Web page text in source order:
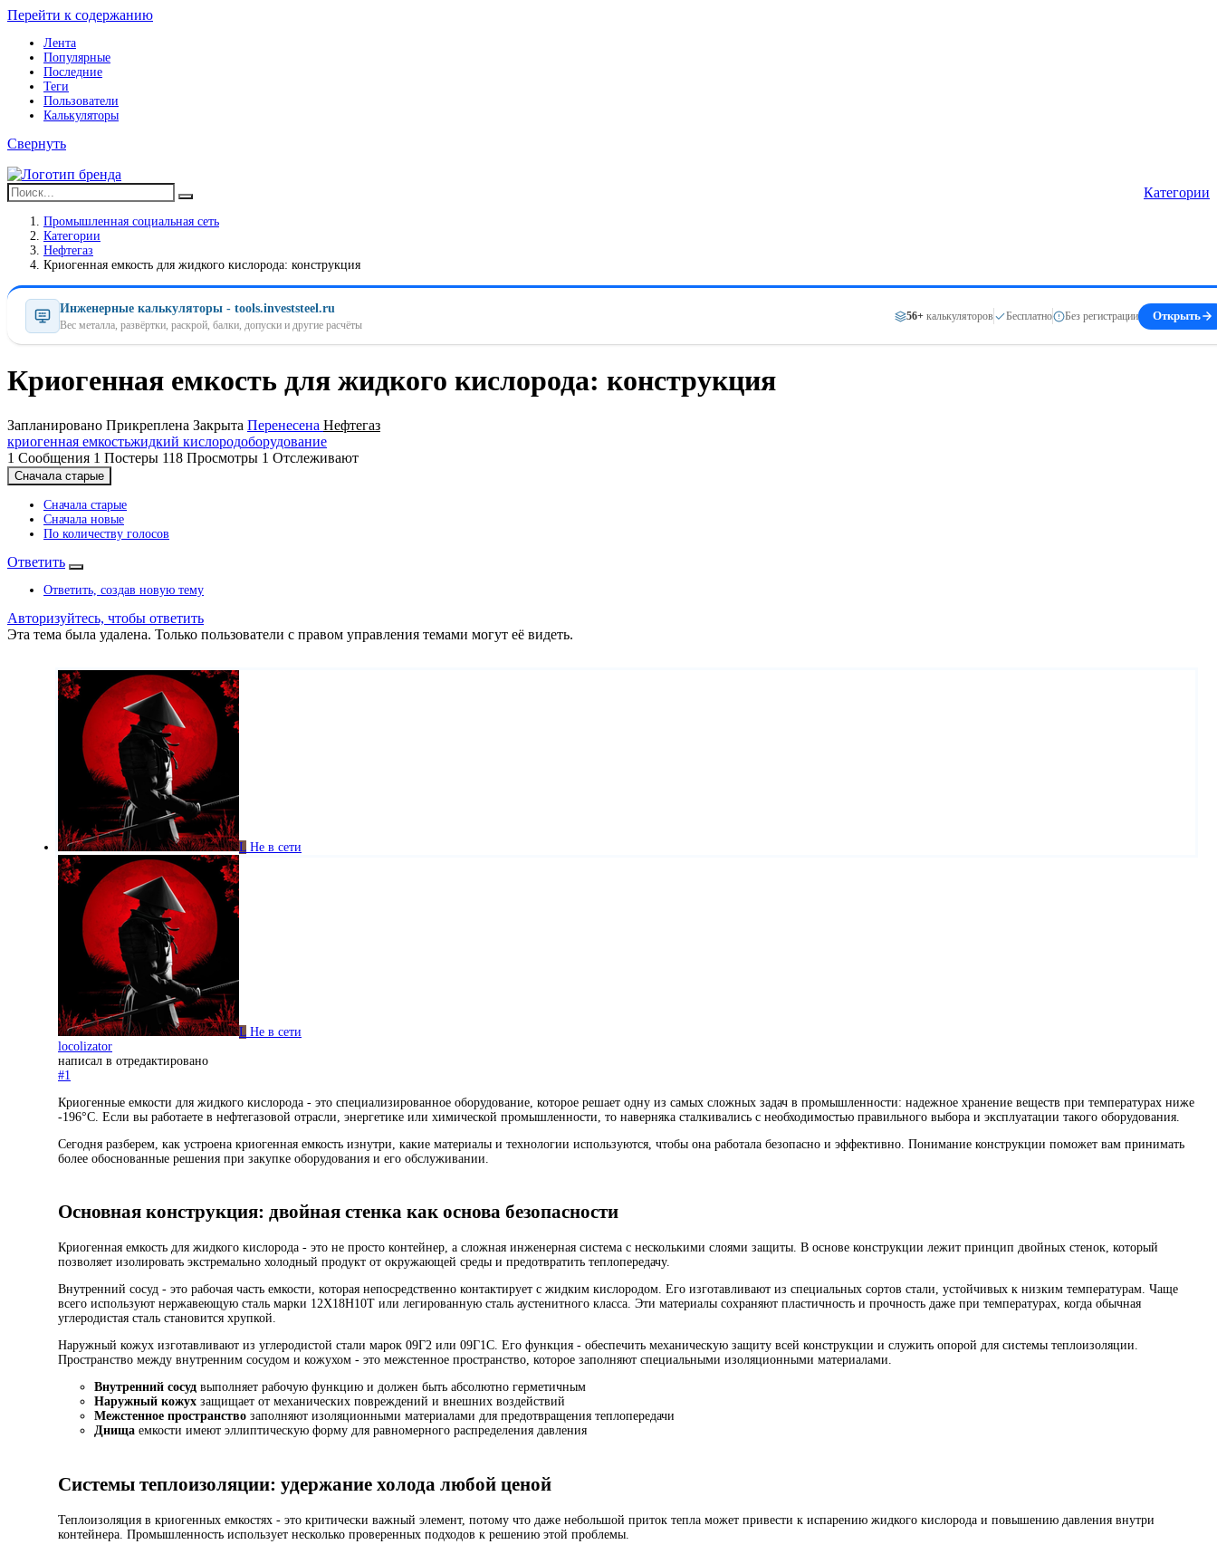
Перейти к содержанию
Лента
Популярные
Последние
Теги
Пользователи
Калькуляторы
Свернуть
Категории
Промышленная социальная сеть
Категории
Нефтегаз
Криогенная емкость для жидкого кислорода: конструкция
Инженерные калькуляторы - tools.investsteel.ru
Вес металла, развёртки, раскрой, балки, допуски и другие расчёты
56+ калькуляторов Бесплатно Без регистрации Открыть
Криогенная емкость для жидкого кислорода: конструкция
Запланировано Прикреплена Закрыта Перенесена Нефтегаз
криогенная емкостьжидкий кислородоборудование
1 Сообщения 1 Постеры 118 Просмотры 1 Отслеживают
Сначала старые
Сначала старые
Сначала новые
По количеству голосов
Ответить
Ответить, создав новую тему
Авторизуйтесь, чтобы ответить
Эта тема была удалена. Только пользователи с правом управления темами могут её видеть.
L Не в сети
L Не в сети
locolizator
написал в отредактировано
#1
Криогенные емкости для жидкого кислорода - это специализированное оборудование, которое решает одну из самых сложных задач в промышленности: надежное хранение веществ при температурах ниже
-196°C. Если вы работаете в нефтегазовой отрасли, энергетике или химической промышленности, то наверняка сталкивались с необходимостью правильного выбора и эксплуатации такого оборудования.
Сегодня разберем, как устроена криогенная емкость изнутри, какие материалы и технологии используются, чтобы она работала безопасно и эффективно. Понимание конструкции поможет вам принимать
более обоснованные решения при закупке оборудования и его обслуживании.
Основная конструкция: двойная стенка как основа безопасности
Криогенная емкость для жидкого кислорода - это не просто контейнер, а сложная инженерная система с несколькими слоями защиты. В основе конструкции лежит принцип двойных стенок, который
позволяет изолировать экстремально холодный продукт от окружающей среды и предотвратить теплопередачу.
Внутренний сосуд - это рабочая часть емкости, которая непосредственно контактирует с жидким кислородом. Его изготавливают из специальных сортов стали, устойчивых к низким температурам. Чаще
всего используют нержавеющую сталь марки 12Х18Н10Т или легированную сталь аустенитного класса. Эти материалы сохраняют пластичность и прочность даже при температурах, когда обычная
углеродистая сталь становится хрупкой.
Наружный кожух изготавливают из углеродистой стали марок 09Г2 или 09Г1С. Его функция - обеспечить механическую защиту всей конструкции и служить опорой для системы теплоизоляции.
Пространство между внутренним сосудом и кожухом - это межстенное пространство, которое заполняют специальными изоляционными материалами.
Внутренний сосуд выполняет рабочую функцию и должен быть абсолютно герметичным
Наружный кожух защищает от механических повреждений и внешних воздействий
Межстенное пространство заполняют изоляционными материалами для предотвращения теплопередачи
Днища емкости имеют эллиптическую форму для равномерного распределения давления
Системы теплоизоляции: удержание холода любой ценой
Теплоизоляция в криогенных емкостях - это критически важный элемент, потому что даже небольшой приток тепла может привести к испарению жидкого кислорода и повышению давления внутри
контейнера. Промышленность использует несколько проверенных подходов к решению этой проблемы.